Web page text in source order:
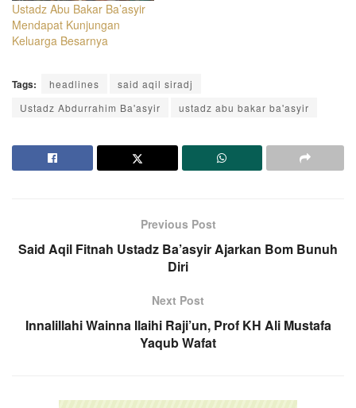
Ustadz Abu Bakar Ba’asyir
Mendapat Kunjungan
Keluarga Besarnya
Tags: headlines
said aqil siradj
Ustadz Abdurrahim Ba'asyir
ustadz abu bakar ba'asyir
Previous Post
Said Aqil Fitnah Ustadz Ba’asyir Ajarkan Bom Bunuh
Diri
Next Post
Innalillahi Wainna Ilaihi Raji’un, Prof KH Ali Mustafa
Yaqub Wafat